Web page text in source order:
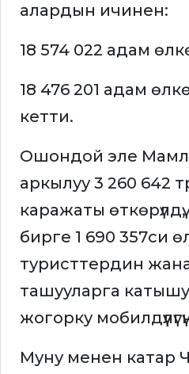
алардын ичинен:
18 574 022 адам
18 476 201 адам
кетти.
Ошондой эле
аркылуу 3 260 642
каражаты
бирге 1 690 357си
туристтердин
ташууларга
жогорку
Муну менен катар